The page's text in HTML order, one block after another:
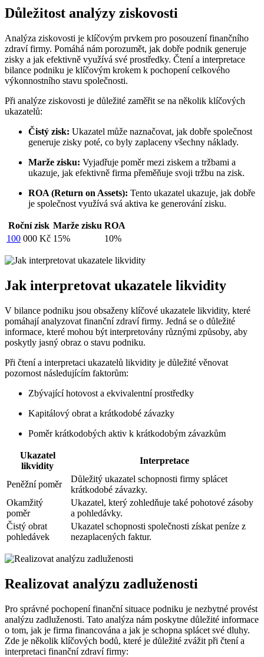
Důležitost analýzy ziskovosti
Analýza ziskovosti je klíčovým prvkem pro posouzení finančního
zdraví firmy. Pomáhá nám porozumět, jak dobře podnik generuje
zisky a jak efektivně využívá své prostředky. Čtení a interpretace
bilance podniku je klíčovým krokem k pochopení celkového
výkonnostního stavu společnosti.
Při analýze ziskovosti je důležité zaměřit se na několik klíčových
ukazatelů:
Čistý zisk: Ukazatel může naznačovat, jak dobře společnost
generuje zisky poté, co byly zaplaceny všechny náklady.
Marže zisku: Vyjadřuje poměr mezi ziskem a tržbami a
ukazuje, jak efektivně firma přeměňuje svoji tržbu na zisk.
ROA (Return on Assets): Tento ukazatel ukazuje, jak dobře
je společnost využívá svá aktiva ke generování zisku.
Roční zisk Marže zisku ROA
100 000 Kč 15% 10%
Jak interpretovat ukazatele likvidity
V bilance podniku jsou obsaženy klíčové ukazatele likvidity, které
pomáhají analyzovat finanční zdraví firmy. Jedná se o důležité
informace, které mohou být interpretovány různými způsoby, aby
poskytly jasný obraz o stavu podniku.
Při čtení a interpretaci ukazatelů likvidity je důležité věnovat
pozornost následujícím faktorům:
Zbývající hotovost a ekvivalentní prostředky
Kapitálový obrat a krátkodobé závazky
Poměr krátkodobých aktiv k krátkodobým závazkům
Ukazatel
likvidity
Interpretace
Peněžní poměr
Důležitý ukazatel schopnosti firmy splácet
krátkodobé závazky.
Okamžitý
poměr
Ukazatel, který zohledňuje také pohotové zásoby
a pohledávky.
Čistý obrat
pohledávek
Ukazatel schopnosti společnosti získat peníze z
nezaplacených faktur.
Realizovat analýzu zadluženosti
Pro správné pochopení finanční situace podniku je nezbytné provést
analýzu zadluženosti. Tato analýza nám poskytne důležité informace
o tom, jak je firma financována a jak je schopna splácet své dluhy.
Zde je několik klíčových bodů, které je důležité zvážit při čtení a
interpretaci finanční zdraví firmy: